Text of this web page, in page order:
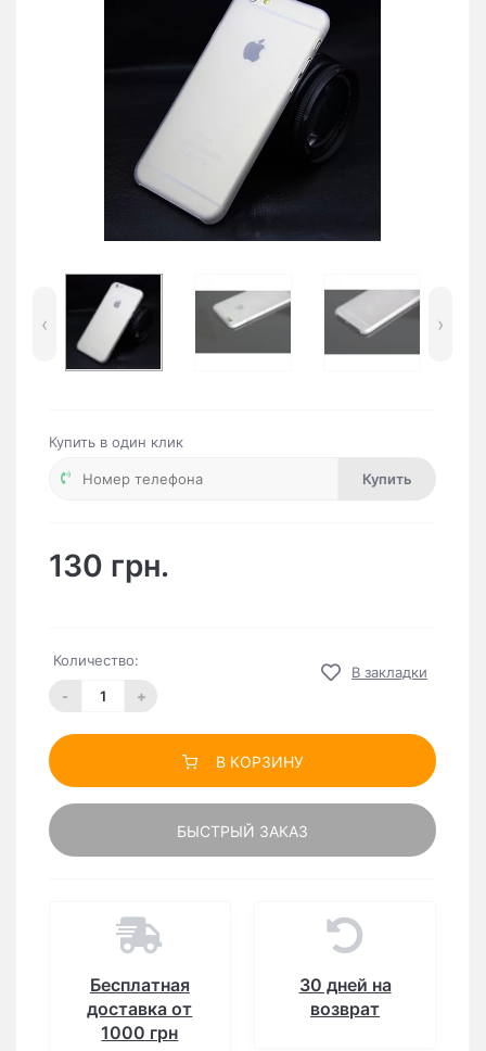
‹ ›
Купить в один клик
Купить
130 грн.
Количество:
- +
В закладки
В КОРЗИНУ
БЫСТРЫЙ ЗАКАЗ
Бесплатная
доставка от
1000 грн
30 дней на
возврат